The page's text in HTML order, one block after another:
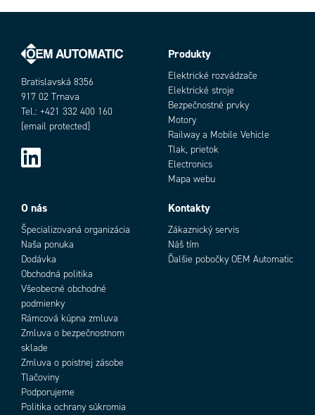
Bratislavská 8356
917 02 Trnava
Tel.: +421 332 400 160
[email protected]
Produkty
Elektrické rozvádzače
Elektrické stroje
Bezpečnostné prvky
Motory
Railway a Mobile Vehicle
Tlak, prietok
Electronics
Mapa webu
O nás
Špecializovaná organizácia
Naša ponuka
Dodávka
Obchodná politika
Všeobecné obchodné
podmienky
Rámcová kúpna zmluva
Zmluva o bezpečnostnom
sklade
Zmluva o poistnej zásobe
Tlačoviny
Podporujeme
Politika ochrany súkromia
Kontakty
Zákaznický servis
Náš tím
Ďalšie pobočky OEM Automatic